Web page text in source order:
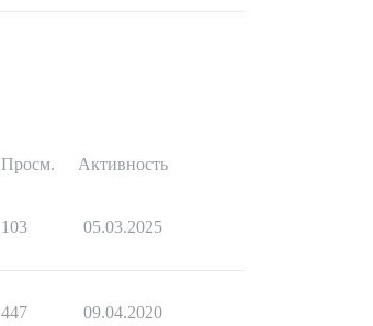
Просм. Активность
103 05.03.2025
447 09.04.2020